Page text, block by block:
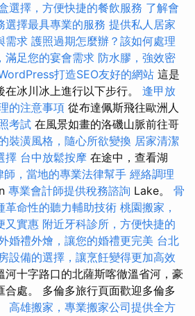
選擇，方便快捷的餐飲服務 了解會
選擇最具專業的服務 提供私人居家
需求 護照過期怎麼辦？該如何處理
滿足您的宴會需求 防水膠，強效密
打造SEO友好的網站 這是
冰川冰上進行以下步行。 逢甲放
的注意事項 從布達佩斯飛往歐洲人
考試 在風景如畫的洛磯山脈前往哥
裝潢風格，隨心所欲變換 居家清潔
擇 台中放鬆按摩 在途中，查看湖
師，當地的專業法律幫手 經絡調理
專業會計師提供稅務諮詢 Lake。 骨
革命性的聽力輔助技術 桃園搬家，
又實惠 附近牙科診所，方便快捷的
婚禮外燴，讓您的婚禮更完美 台北
設備的選擇，讓烹飪變得更加高效
河十字路口的北薩斯喀徹溫省河，豪
合處。 多倫多旅行頁面歡迎多倫多
高雄搬家，專業搬家公司提供全方